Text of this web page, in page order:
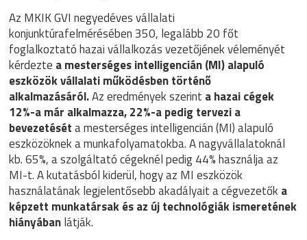
Az MKIK GVI negyedéves vállalati
konjunktúrafelmérésében 350, legalább 20 főt
foglalkoztató hazai vállalkozás vezetőjének véleményét
kérdezte a mesterséges intelligencián (MI) alapuló
eszközök vállalati működésben történő
alkalmazásáról.Az eredmények szerint a hazai cégek
12%-a már alkalmazza, 22%-a pedig tervezi a
bevezetéséta mesterséges intelligencián (MI) alapuló
eszközöknek a munkafolyamatokba. A nagyvállalatoknál
kb. 65%, a szolgáltató cégeknél pedig 44% használja az
MI-t. A kutatásból kiderül, hogy az MI eszközök
használatának legjelentősebb akadályait a cégvezetők a
képzett munkatársak és az új technológiák ismeretének
hiányábanlátják.